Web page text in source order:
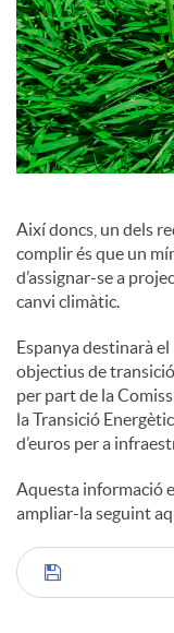
a
l
s
Així doncs, un dels
complir és que un
d’assignar-se a
canvi climàtic.
Espanya destinarà
objectius de
per part de la
la Transició
d’euros per a
Aquesta informació
ampliar-la seguint
C